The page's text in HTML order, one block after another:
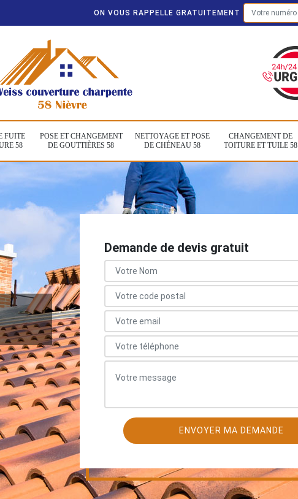
ON VOUS RAPPELLE GRATUITEMENT
FUITE
58
POSE ET CHANGEMENT
DE GOUTTIÈRES 58
NETTOYAGE ET POSE
DE CHÉNEAU 58
CHANGEMENT DE
TOITURE ET TUILE 58
Demande de devis gratuit